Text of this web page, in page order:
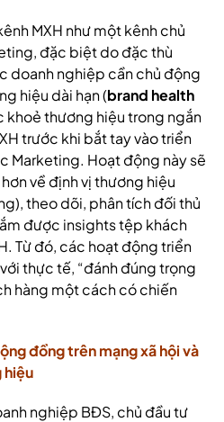
MXH như một kênh chủ
đặc biệt do đặc thù
doanh nghiệp cần chủ động
hiệu dài hạn (brand health
khoẻ thương hiệu trong ngắn
trước khi bắt tay vào triển
Marketing. Hoạt động này sẽ
về định vị thương hiệu
theo dõi, phân tích đối thủ
được insights tệp khách
Từ đó, các hoạt động triển
thực tế, “đánh đúng trọng
hàng một cách có chiến
đồng trên mạng xã hội và
hiệu
nghiệp BĐS, chủ đầu tư